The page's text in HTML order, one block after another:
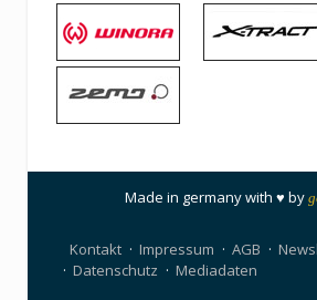
Made in germany with ♥ by
Kontakt Impressum AGB
Datenschutz
Mediadaten